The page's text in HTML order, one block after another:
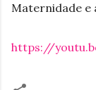
Maternidade e
https://